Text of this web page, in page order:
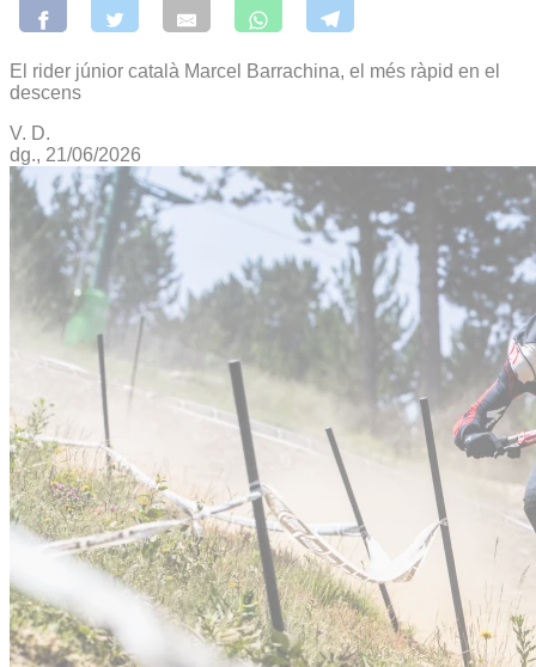
El rider júnior català Marcel Barrachina, el més ràpid en el
descens
V. D.
dg., 21/06/2026